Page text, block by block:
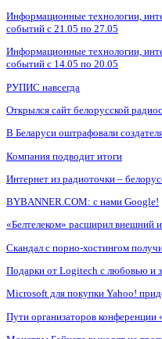
Информационные технологии,
событий с 21.05 по 27.05
Информационные технологии,
событий с 14.05 по 20.05
РУПИС навсегда
Открылся сайт белорусской
В Беларуси оштрафовали
Компания подводит итоги
Интернет из радиоточки –
BYBANNER.COM: c нами Google!
«Белтелеком» расширил внешний
Скандал с порно-хостингом
Подарки от Logitech с любовью и
Microsoft для покупки Yahoo!
Пути организаторов конференции